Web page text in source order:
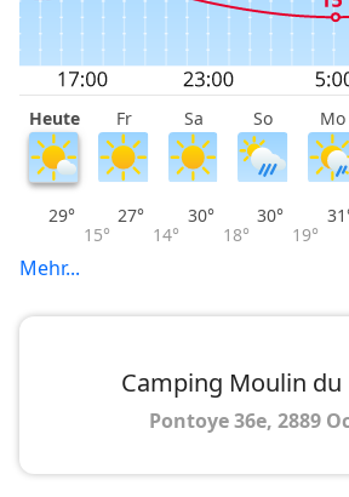
Heute Fr Sa So Mo
29°
15°
27°
14°
30°
18°
30°
19°
Mehr...
Camping Moulin du
Pontoye 36e, 2889